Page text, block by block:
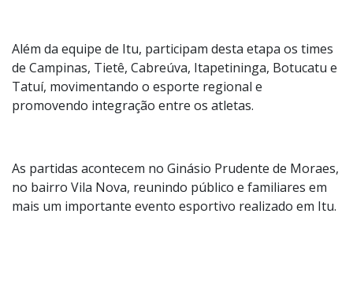
Além da equipe de Itu, participam desta etapa os times
de Campinas, Tietê, Cabreúva, Itapetininga, Botucatu e
Tatuí, movimentando o esporte regional e
promovendo integração entre os atletas.
As partidas acontecem no Ginásio Prudente de Moraes,
no bairro Vila Nova, reunindo público e familiares em
mais um importante evento esportivo realizado em Itu.